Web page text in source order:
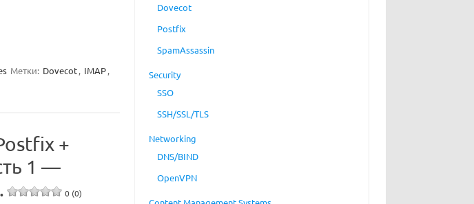
Метки: Dovecot, IMAP,
+
1 —
0 (0)
Dovecot
Postfix
SpamAssassin
Security
SSO
SSH/SSL/TLS
Networking
DNS/BIND
OpenVPN